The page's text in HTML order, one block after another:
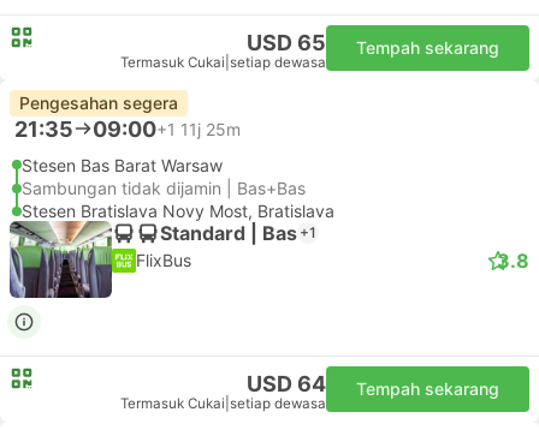
USD 65
Termasuk Cukai setiap dewasa
Tempah sekarang
Pengesahan segera
21:35 09:00+1 11j 25m
Stesen Bas Barat Warsaw
Sambungan tidak dijamin | Bas+Bas
Stesen Bratislava Novy Most, Bratislava
Standard | Bas +1
FlixBus 3.8
USD 64
Termasuk Cukai setiap dewasa
Tempah sekarang